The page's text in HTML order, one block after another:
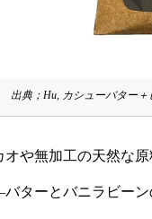
出典；Hu, カシューバター＋
や無加工の天然な
ターとバニラビーン